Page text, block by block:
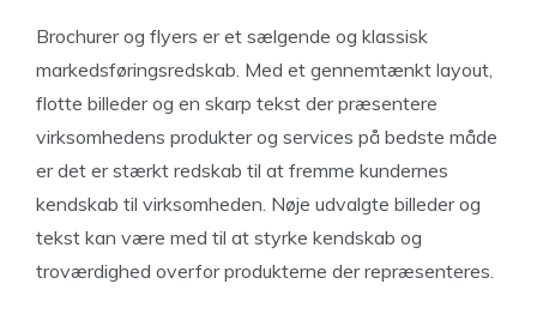
Brochurer og flyers er et sælgende og klassisk
markedsføringsredskab. Med et gennemtænkt layout,
flotte billeder og en skarp tekst der præsentere
virksomhedens produkter og services på bedste måde
er det er stærkt redskab til at fremme kundernes
kendskab til virksomheden. Nøje udvalgte billeder og
tekst kan være med til at styrke kendskab og
troværdighed overfor produkterne der repræsenteres.